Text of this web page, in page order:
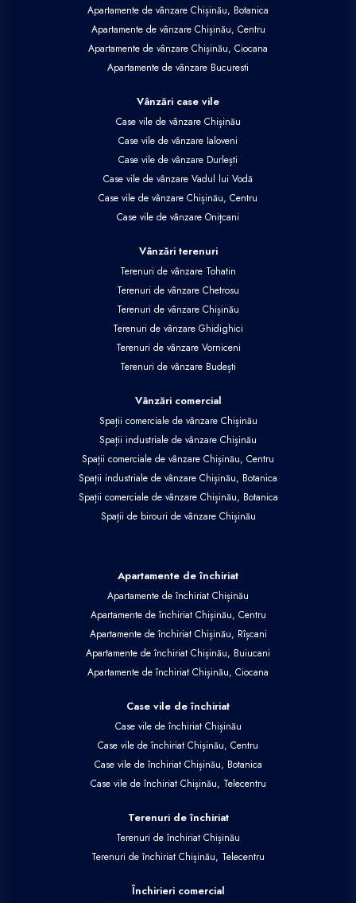
Apartamente de vânzare Chișinău, Botanica
Apartamente de vânzare Chișinău, Centru
Apartamente de vânzare Chișinău, Ciocana
Apartamente de vânzare Bucuresti
Vânzări case vile
Case vile de vânzare Chișinău
Case vile de vânzare Ialoveni
Case vile de vânzare Durlești
Case vile de vânzare Vadul lui Vodă
Case vile de vânzare Chișinău, Centru
Case vile de vânzare Onițcani
Vânzări terenuri
Terenuri de vânzare Tohatin
Terenuri de vânzare Chetrosu
Terenuri de vânzare Chișinău
Terenuri de vânzare Ghidighici
Terenuri de vânzare Vorniceni
Terenuri de vânzare Budești
Vânzări comercial
Spații comerciale de vânzare Chișinău
Spații industriale de vânzare Chișinău
Spații comerciale de vânzare Chișinău, Centru
Spații industriale de vânzare Chișinău, Botanica
Spații comerciale de vânzare Chișinău, Botanica
Spații de birouri de vânzare Chișinău
Apartamente de închiriat
Apartamente de închiriat Chișinău
Apartamente de închiriat Chișinău, Centru
Apartamente de închiriat Chișinău, Rîșcani
Apartamente de închiriat Chișinău, Buiucani
Apartamente de închiriat Chișinău, Ciocana
Case vile de închiriat
Case vile de închiriat Chișinău
Case vile de închiriat Chișinău, Centru
Case vile de închiriat Chișinău, Botanica
Case vile de închiriat Chișinău, Telecentru
Terenuri de închiriat
Terenuri de închiriat Chișinău
Terenuri de închiriat Chișinău, Telecentru
Închirieri comercial